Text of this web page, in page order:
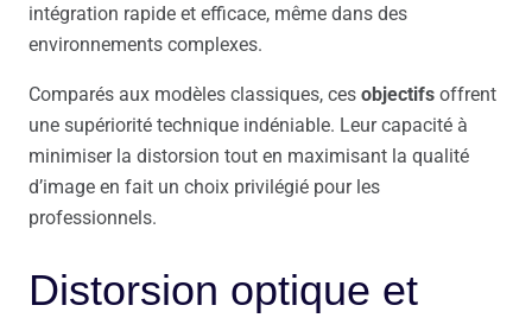
intégration rapide et efficace, même dans des
environnements complexes.
Comparés aux modèles classiques, ces objectifs offrent
une supériorité technique indéniable. Leur capacité à
minimiser la distorsion tout en maximisant la qualité
d’image en fait un choix privilégié pour les
professionnels.
Distorsion optique et